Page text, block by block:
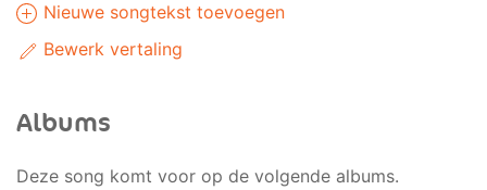
Nieuwe songtekst toevoegen
Bewerk vertaling
Albums
Deze song komt voor op de volgende albums.